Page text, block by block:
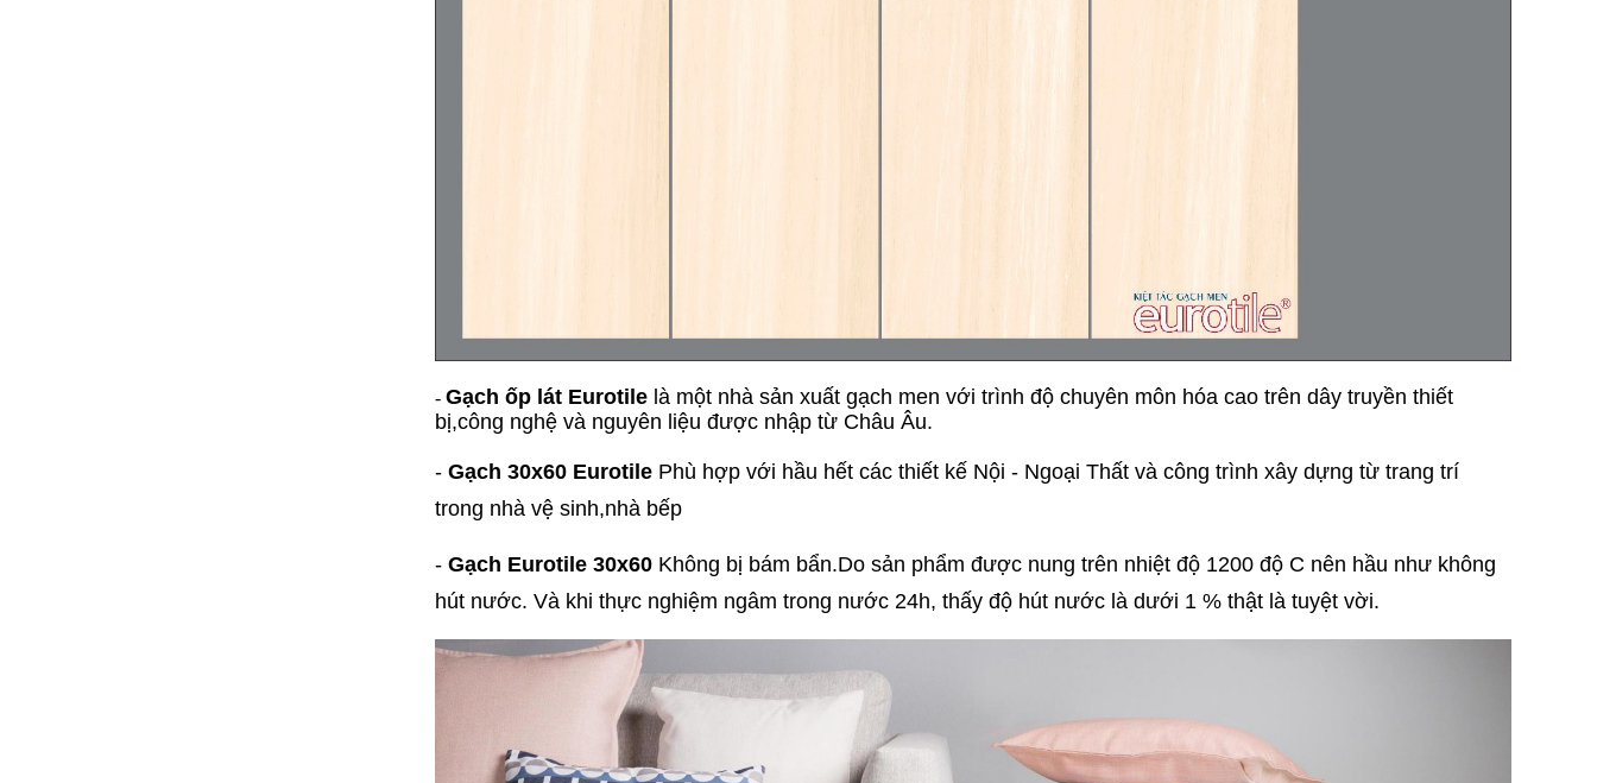
- Gạch ốp lát Eurotile là một nhà sản xuất gạch men với trình độ chuyên môn hóa cao trên dây truyền thiết
bị,công nghệ và nguyên liệu được nhập từ Châu Âu.
- Gạch 30x60 Eurotile Phù hợp với hầu hết các thiết kế Nội - Ngoại Thất và công trình xây dựng từ trang trí
trong nhà vệ sinh,nhà bếp
- Gạch Eurotile 30x60 Không bị bám bẩn.Do sản phẩm được nung trên nhiệt độ 1200 độ C nên hầu như không
hút nước. Và khi thực nghiệm ngâm trong nước 24h, thấy độ hút nước là dưới 1 % thật là tuyệt vời.